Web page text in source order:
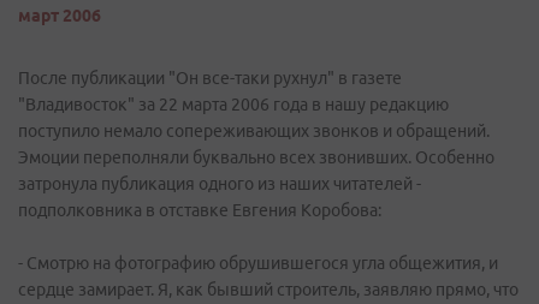
март 2006
После публикации "Он все-таки рухнул" в газете
"Владивосток" за 22 марта 2006 года в нашу редакцию
поступило немало сопереживающих звонков и обращений.
Эмоции переполняли буквально всех звонивших. Особенно
затронула публикация одного из наших читателей -
подполковника в отставке Евгения Коробова:
- Смотрю на фотографию обрушившегося угла общежития, и
сердце замирает. Я, как бывший строитель, заявляю прямо, что